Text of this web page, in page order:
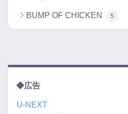
BUMP OF CHICKEN 5
◆広告
U-NEXT